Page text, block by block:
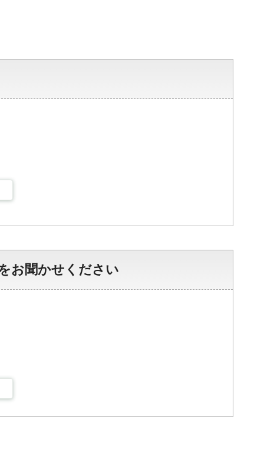
お聞かせください